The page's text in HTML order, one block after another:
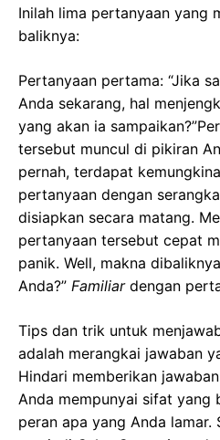
Inilah lima pertanyaan yang
baliknya:
Pertanyaan pertama: “Jika
Anda sekarang, hal
yang akan ia
tersebut muncul di pikiran
pernah, terdapat
pertanyaan dengan
disiapkan secara matang.
pertanyaan tersebut cepat
panik. Well, makna
Anda?” Familiar dengan
Tips dan trik untuk
adalah merangkai jawaban
Hindari memberikan
Anda mempunyai sifat yang
peran apa yang Anda lamar.